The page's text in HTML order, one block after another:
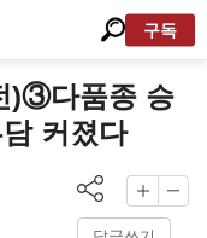
구독
)③다품종 승
커졌다